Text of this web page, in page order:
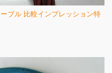
ブル 比較インプレッション特